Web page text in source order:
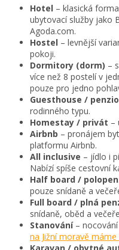
Hotel – klasická
ubytovací služby jako
Agoda.com.
Hostel – levnější
pokoji.
Dormitory (dorm) –
více než 8 postelí v
pouze pro jedno
Guesthouse /
rodinného typu.
Homestay / privát –
Airbnb – pronájem
platformu Airbnb.
All inclusive – jídlo i
Nabízí spíše cestovní
Half board /
pouze snídaně a
Full board / plná
snídaně, oběd a
Stanování– nocování
na Jižní moravě